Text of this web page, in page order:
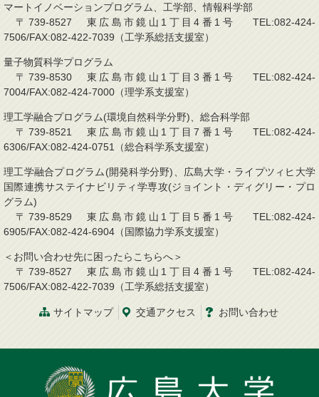
マートイノベーションプログラム、工学部、情報科学部
〒739-8527 東広島市鏡山1丁目4番1号 TEL:082-424-
7506/FAX:082-422-7039（工学系総括支援室）
量子物質科学プログラム
〒739-8530 東広島市鏡山1丁目3番1号 TEL:082-424-
7004/FAX:082-424-7000（理学系支援室）
理工学融合プログラム(環境自然科学分野)、総合科学部
〒739-8521 東広島市鏡山1丁目7番1号 TEL:082-424-
6306/FAX:082-424-0751（総合科学系支援室）
理工学融合プログラム(開発科学分野)、広島大学・ライプツィヒ大学
国際連携サステイナビリティ学専攻(ジョイント・ディグリー・プロ
グラム)
〒739-8529 東広島市鏡山1丁目5番1号 TEL:082-424-
6905/FAX:082-424-6904（国際協力学系支援室）
＜お問い合わせ先に困ったらこちらへ＞
〒739-8527 東広島市鏡山1丁目4番1号 TEL:082-424-
7506/FAX:082-422-7039（工学系総括支援室）
サイトマップ 交通アクセス お問い合わせ